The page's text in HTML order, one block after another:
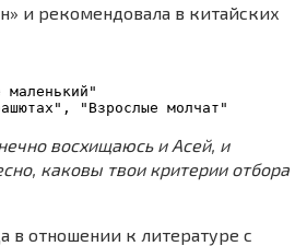
и рекомендовала в китайских
"Взрослые молчат"
восхищаюсь и Асей, и
каковы твои критерии отбора
в отношении к литературе с